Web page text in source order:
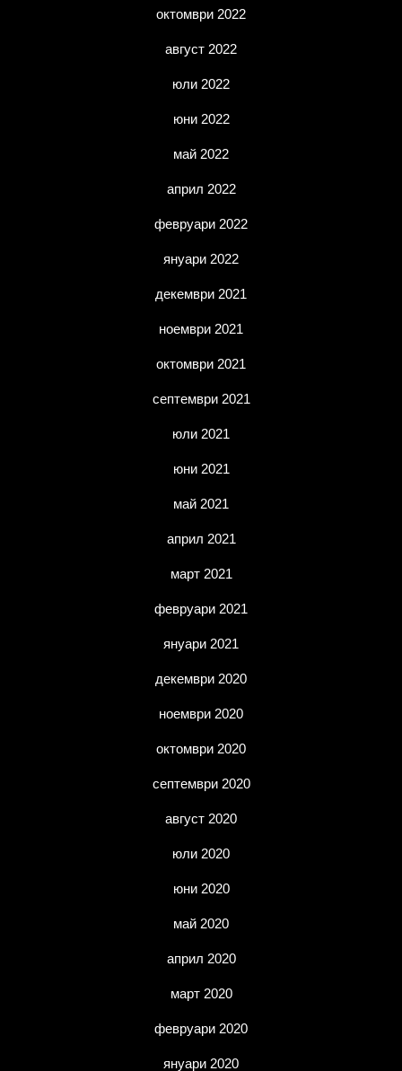
октомври 2022
август 2022
юли 2022
юни 2022
май 2022
април 2022
февруари 2022
януари 2022
декември 2021
ноември 2021
октомври 2021
септември 2021
юли 2021
юни 2021
май 2021
април 2021
март 2021
февруари 2021
януари 2021
декември 2020
ноември 2020
октомври 2020
септември 2020
август 2020
юли 2020
юни 2020
май 2020
април 2020
март 2020
февруари 2020
януари 2020